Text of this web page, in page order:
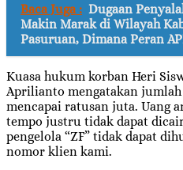
Baca Juga : Dugaan
Makin Marak di Wilayah
Pasuruan, Dimana Peran
Kuasa hukum korban Heri
Aprilianto mengatakan
mencapai ratusan juta. Uang
tempo justru tidak dapat
pengelola “ZF” tidak dapat
nomor klien kami.